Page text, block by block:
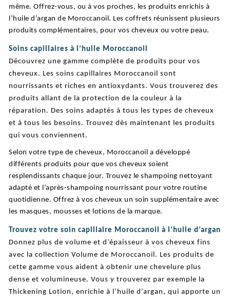
même. Offrez-vous, ou à vos proches, les produits enrichis à
l’huile d’argan de Moroccanoil. Les coffrets réunissent plusieurs
produits complémentaires, pour vos cheveux ou votre peau.
Soins capillaires à l’huile Moroccanoil
Découvrez une gamme complète de produits pour vos
cheveux. Les soins capillaires Moroccanoil sont
nourrissants et riches en antioxydants. Vous trouverez des
produits allant de la protection de la couleur à la
réparation. Des soins adaptés à tous les types de cheveux
et à tous les besoins. Trouvez dès maintenant les produits
qui vous conviennent.
Selon votre type de cheveux, Moroccanoil a développé
différents produits pour que vos cheveux soient
resplendissants chaque jour. Trouvez le shampoing nettoyant
adapté et l’après-shampoing nourrissant pour votre routine
quotidienne. Offrez à vos cheveux un soin supplémentaire avec
les masques, mousses et lotions de la marque.
Trouvez votre soin capillaire Moroccanoil à l’huile d’argan
Donnez plus de volume et d’épaisseur à vos cheveux fins
avec la collection Volume de Moroccanoil. Les produits de
cette gamme vous aident à obtenir une chevelure plus
dense et volumineuse. Vous y trouverez par exemple la
Thickening Lotion, enrichie à l’huile d’argan, qui apporte un